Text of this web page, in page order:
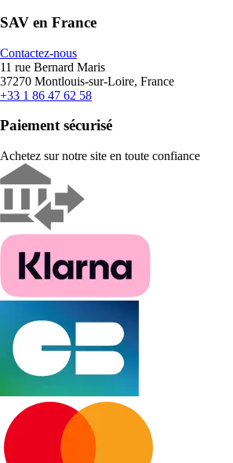
SAV en France
Contactez-nous
11 rue Bernard Maris
37270 Montlouis-sur-Loire, France
+33 1 86 47 62 58
Paiement sécurisé
Achetez sur notre site en toute confiance